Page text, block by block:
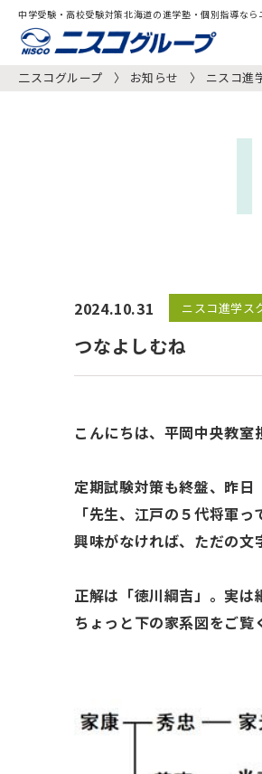
中学受験・高校受験対策北海道の進学塾・個別指導なら
二スコグループ
お知らせ ニスコ進
2024.10.31 ニスコ進学ス
つなよしむね
こんにちは、平岡中央教室
定期試験対策も終盤、昨日
「先生、江戸の５代将軍
興味がなければ、ただの文
正解は「徳川綱吉」。実は
ちょっと下の家系図をご覧